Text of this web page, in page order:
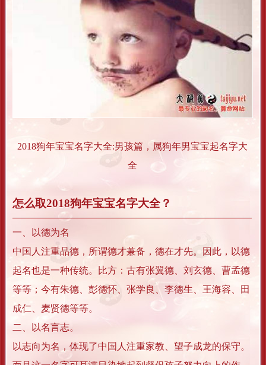
2018狗年宝宝名字大全:男孩篇，属狗年男宝宝起名字大
全
怎么取2018狗年宝宝名字大全？
一、以德为名
中国人注重品德，所谓德才兼备，德在才先。因此，以德
起名也是一种传统。比方：古有张翼德、刘玄德、曹孟德
等等；今有朱德、彭德怀、张学良、李德生、王海容、田
成仁、麦贤德等等。
二、以名言志。
以志向为名，体现了中国人注重家教、望子成龙的保守。